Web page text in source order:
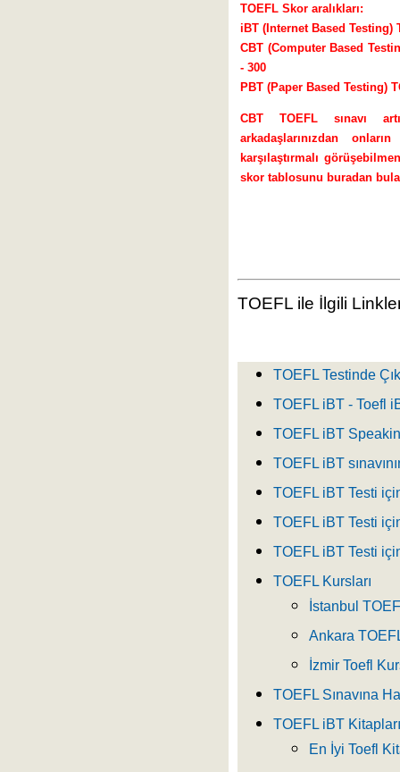
TOEFL Skor aralıkları:
iBT (Internet Based Testing)
CBT (Computer Based
- 300
PBT (Paper Based Testing)
CBT TOEFL sınavı
arkadaşlarınızdan
karşılaştırmalı
skor tablosunu buradan
TOEFL ile İlgili
TOEFL Testinde
TOEFL iBT - Toefl
TOEFL iBT
TOEFL iBT
TOEFL iBT Testi
TOEFL iBT Testi
TOEFL iBT Testi
TOEFL Kursları
İstanbul
Ankara
İzmir Toefl
TOEFL Sınavına
TOEFL iBT
En İyi Toefl